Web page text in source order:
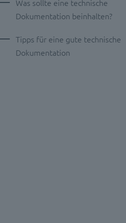
Was sollte eine technische
Dokumentation beinhalten?
Tipps für eine gute technische
Dokumentation